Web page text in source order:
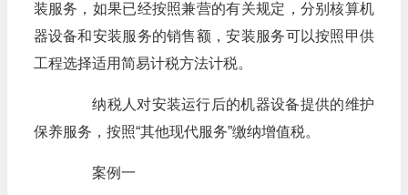
装服务，如果已经按照兼营的有关规定，分别核算机
器设备和安装服务的销售额，安装服务可以按照甲供
工程选择适用简易计税方法计税。
纳税人对安装运行后的机器设备提供的维护
保养服务，按照“其他现代服务”缴纳增值税。
案例一